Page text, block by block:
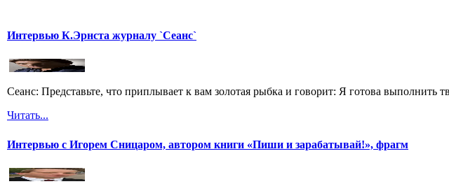
Интервью К.Эрнста журналу `Сеанс`
Сеанс: Представьте, что приплывает к вам золотая рыбка и говорит: Я готова выполнить
Читать...
Интервью с Игорем Сницаром, автором книги «Пиши и зарабатывай!», фрагм